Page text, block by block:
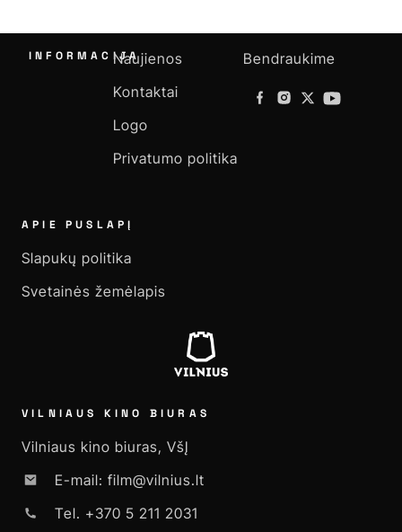
INFORMACIJANaujienos
Kontaktai
Logo
Privatumo politika
Bendraukime
APIE PUSLAPĮ
Slapukų politika
Svetainės žemėlapis
VILNIAUS KINO BIURAS
Vilniaus kino biuras, VšĮ
E-mail: film@vilnius.lt
Tel. +370 5 211 2031